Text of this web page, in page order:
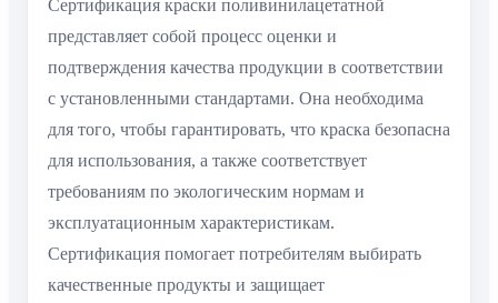
Сертификация краски поливинилацетатной
представляет собой процесс оценки и
подтверждения качества продукции в соответствии
с установленными стандартами. Она необходима
для того, чтобы гарантировать, что краска безопасна
для использования, а также соответствует
требованиям по экологическим нормам и
эксплуатационным характеристикам.
Сертификация помогает потребителям выбирать
качественные продукты и защищает